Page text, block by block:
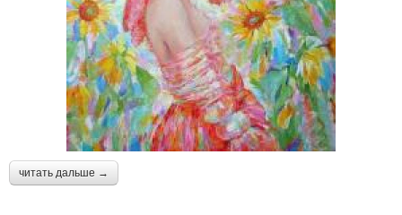
читать дальше →